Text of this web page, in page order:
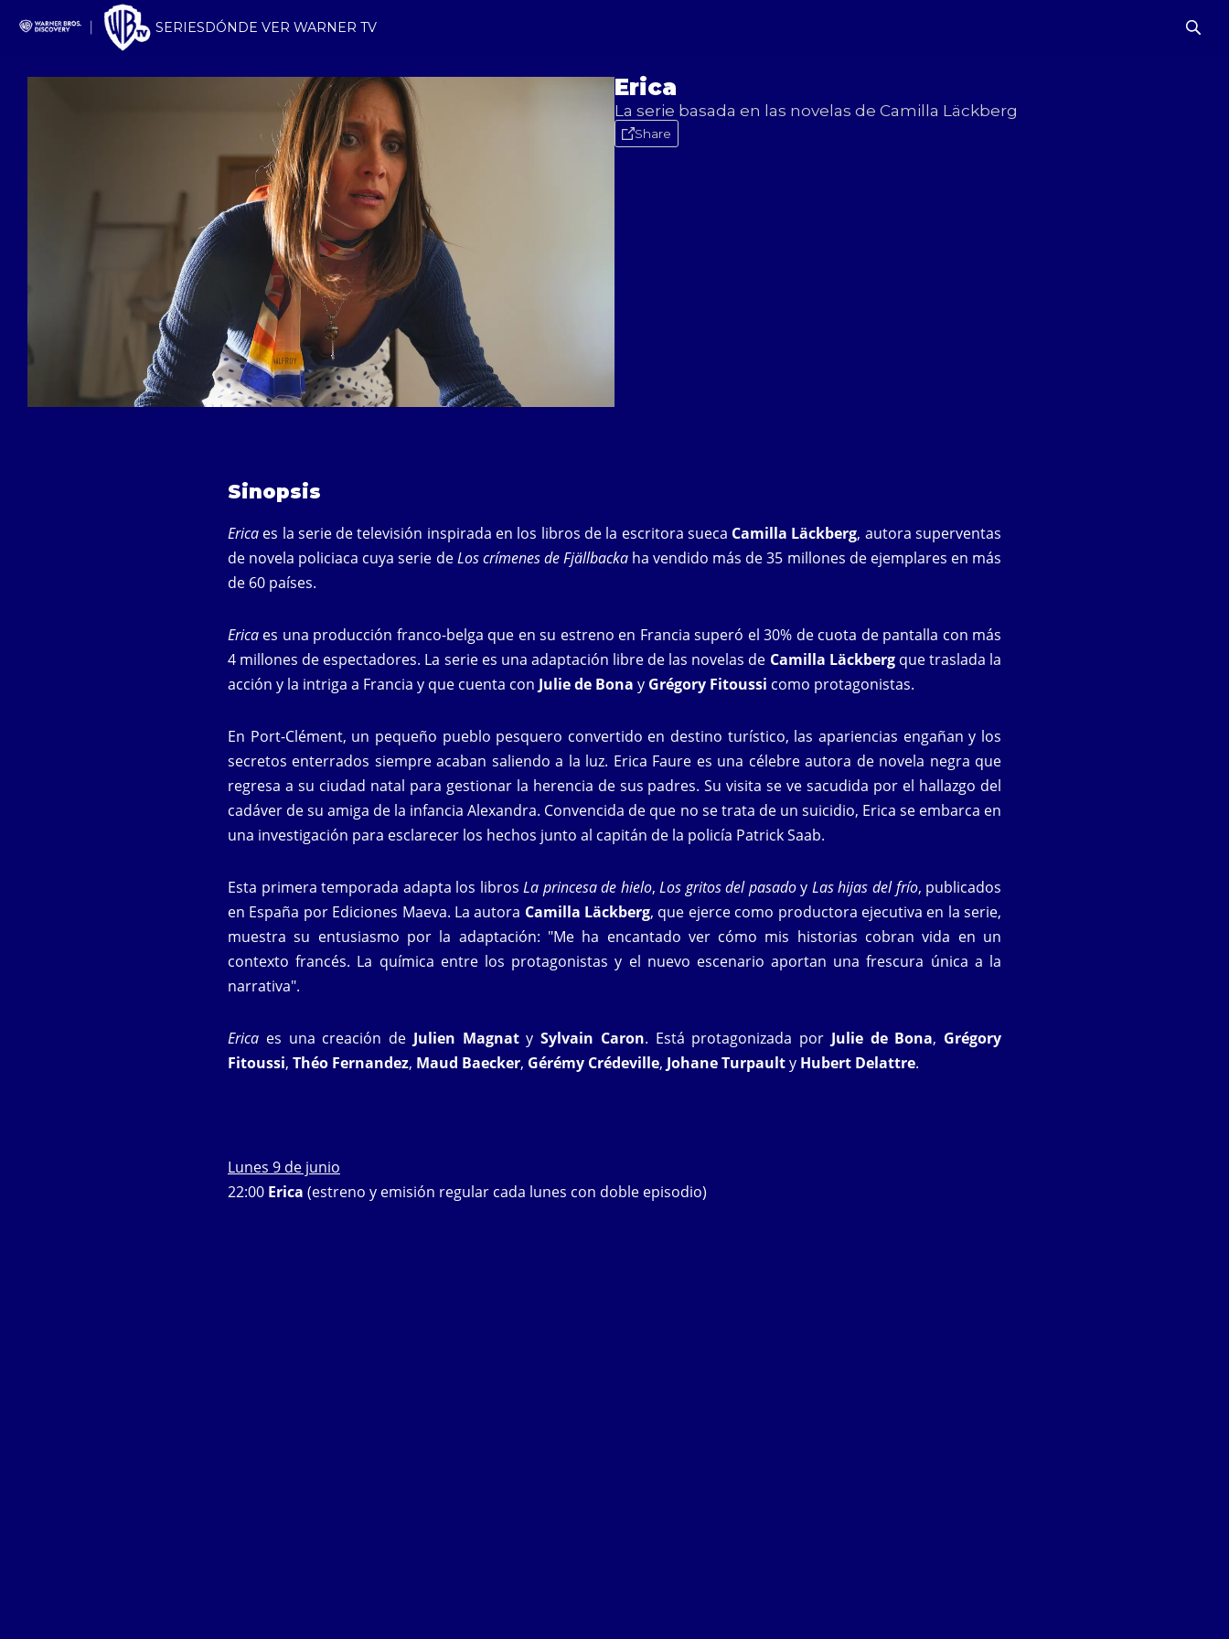
SERIESDÓNDE VER WARNER TV
Erica
La serie basada en las novelas de Camilla Läckberg
Share
Sinopsis
Erica es la serie de televisión inspirada en los libros de la escritora sueca Camilla Läckberg, autora superventas
de novela policiaca cuya serie deLos crímenes de Fjällbacka ha vendido más de 35 millones de ejemplares en más
de 60 países.
Erica es una producción franco-belga que en su estreno en Francia superó el 30% de cuota de pantalla con más
4 millones de espectadores. La serie es una adaptación libre de las novelas de Camilla Läckberg que traslada la
acción y la intriga a Francia y que cuenta con Julie de Bona y Grégory Fitoussi como protagonistas.
En Port-Clément, un pequeño pueblo pesquero convertido en destino turístico, las apariencias engañan y los
secretos enterrados siempre acaban saliendo a la luz. Erica Faure es una célebre autora de novela negra que
regresa a su ciudad natal para gestionar la herencia de sus padres. Su visita se ve sacudida por el hallazgo del
cadáver de su amiga de la infancia Alexandra. Convencida de que no se trata de un suicidio, Erica se embarca en
una investigación para esclarecer los hechos junto al capitán de la policía Patrick Saab.
Esta primera temporada adapta los librosLa princesa de hielo,Los gritos del pasadoy Las hijas del frío, publicados
en España por Ediciones Maeva. La autora Camilla Läckberg, que ejerce como productora ejecutiva en la serie,
muestra su entusiasmo por la adaptación: "Me ha encantado ver cómo mis historias cobran vida en un
contexto francés. La química entre los protagonistas y el nuevo escenario aportan una frescura única a la
narrativa".
Erica es una creación de Julien Magnaty Sylvain Caron. Está protagonizada por Julie de Bona, Grégory
Fitoussi, Théo Fernandez, Maud Baecker, Gérémy Crédeville, Johane Turpaulty Hubert Delattre.
Lunes 9 de junio
22:00 Erica (estreno y emisión regular cada lunes con doble episodio)